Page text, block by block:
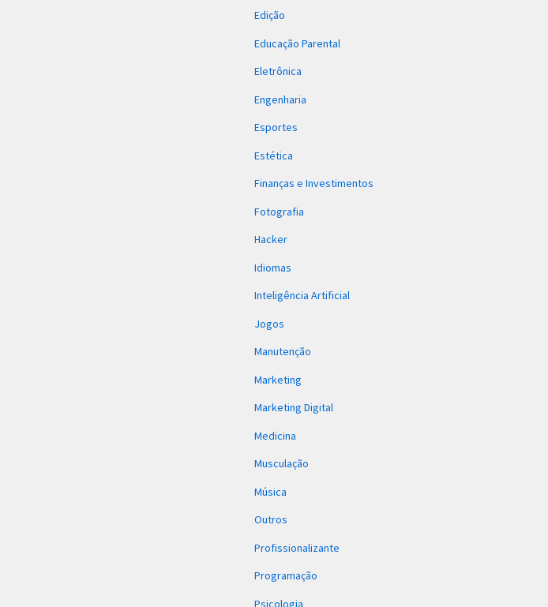
Edição
Educação Parental
Eletrônica
Engenharia
Esportes
Estética
Finanças e Investimentos
Fotografia
Hacker
Idiomas
Inteligência Artificial
Jogos
Manutenção
Marketing
Marketing Digital
Medicina
Musculação
Música
Outros
Profissionalizante
Programação
Psicologia